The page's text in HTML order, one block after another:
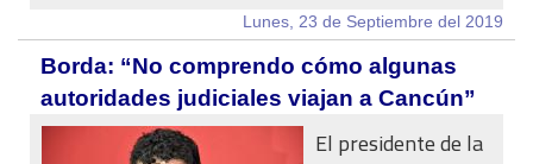
Lunes, 23 de Septiembre del 2019
Borda: “No comprendo cómo algunas
autoridades judiciales viajan a Cancún”
El presidente de la